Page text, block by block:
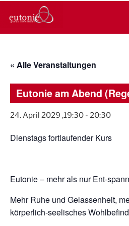
Inhalt
EUTONIE.DE
Lebensbalance durch körperliche
« Alle Veranstaltungen
Eutonie am Abend
24. April 2029 ,19:30 - 20:30
Dienstags fortlaufender Kurs
Eutonie – mehr als nur Ent-
Mehr Ruhe und Gelassenheit,
körperlich-seelisches